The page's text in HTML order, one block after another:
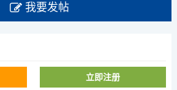
我要发帖
立即注册